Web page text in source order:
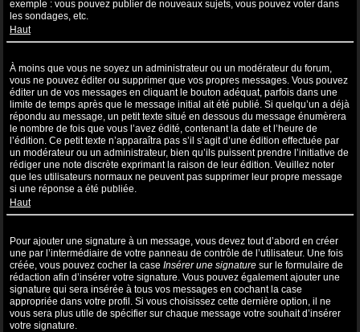
exemple : vous pouvez publier de nouveaux sujets, vous pouvez voter dans
les sondages, etc.
Haut
À moins que vous ne soyez un administrateur ou un modérateur du forum,
vous ne pouvez éditer ou supprimer que vos propres messages. Vous pouvez
éditer un de vos messages en cliquant le bouton adéquat, parfois dans une
limite de temps après que le message initial ait été publié. Si quelqu’un a déjà
répondu au message, un petit texte situé en dessous du message énumèrera
le nombre de fois que vous l’avez édité, contenant la date et l’heure de
l’édition. Ce petit texte n’apparaîtra pas s’il s’agit d’une édition effectuée par
un modérateur ou un administrateur, bien qu’ils puissent prendre l’initiative de
rédiger une note discrète exprimant la raison de leur édition. Veuillez noter
que les utilisateurs normaux ne peuvent pas supprimer leur propre message
si une réponse a été publiée.
Haut
Pour ajouter une signature à un message, vous devez tout d’abord en créer
une par l’intermédiaire de votre panneau de contrôle de l’utilisateur. Une fois
créée, vous pouvez cocher la case Insérer une signature sur le formulaire de
rédaction afin d’insérer votre signature. Vous pouvez également ajouter une
signature qui sera insérée à tous vos messages en cochant la case
appropriée dans votre profil. Si vous choisissez cette dernière option, il ne
vous sera plus utile de spécifier sur chaque message votre souhait d’insérer
votre signature.